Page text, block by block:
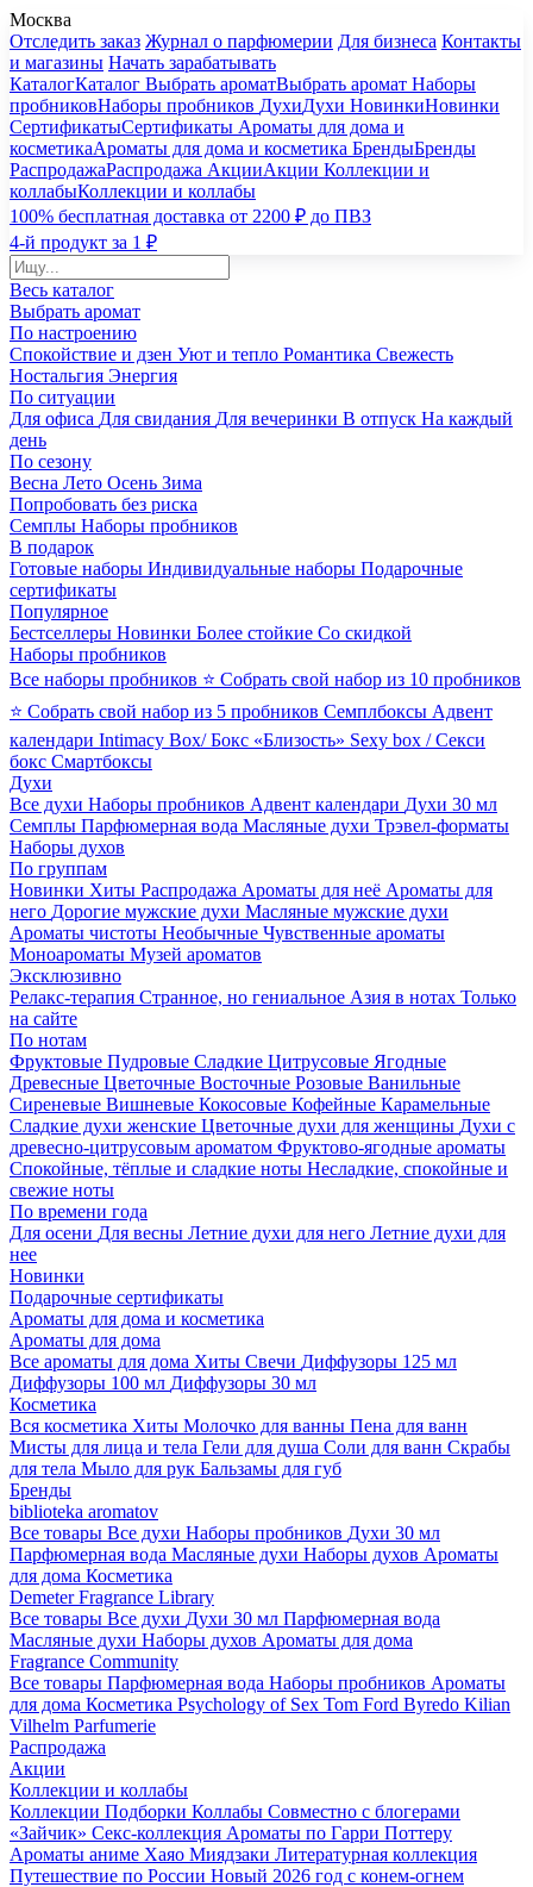
Москва
Отследить заказ Журнал о парфюмерии Для бизнеса Контакты
и магазины Начать зарабатывать
КаталогКаталог Выбрать ароматВыбрать аромат Наборы
пробниковНаборы пробников ДухиДухи НовинкиНовинки
СертификатыСертификаты Ароматы для дома и
косметикаАроматы для дома и косметика БрендыБренды
РаспродажаРаспродажа АкцииАкции Коллекции и
коллабыКоллекции и коллабы
100% бесплатная доставка от 2200 ₽ до ПВЗ
4-й продукт за 1 ₽
Весь каталог
Выбрать аромат
По настроению
Спокойствие и дзен Уют и тепло Романтика Свежесть
Ностальгия Энергия
По ситуации
Для офиса Для свидания Для вечеринки В отпуск На каждый
день
По сезону
Весна Лето Осень Зима
Попробовать без риска
Семплы Наборы пробников
В подарок
Готовые наборы Индивидуальные наборы Подарочные
сертификаты
Популярное
Бестселлеры Новинки Более стойкие Со скидкой
Наборы пробников
Все наборы пробников ⭐ Собрать свой набор из 10 пробников
⭐ Собрать свой набор из 5 пробников Семплбоксы Адвент
календари Intimacy Box/ Бокс «Близость» Sexy box / Секси
бокс Смартбоксы
Духи
Все духи Наборы пробников Адвент календари Духи 30 мл
Семплы Парфюмерная вода Масляные духи Трэвел-форматы
Наборы духов
По группам
Новинки Хиты Распродажа Ароматы для неё Ароматы для
него Дорогие мужские духи Масляные мужские духи
Ароматы чистоты Необычные Чувственные ароматы
Моноароматы Музей ароматов
Эксклюзивно
Релакс-терапия Странное, но гениальное Азия в нотах Только
на сайте
По нотам
Фруктовые Пудровые Сладкие Цитрусовые Ягодные
Древесные Цветочные Восточные Розовые Ванильные
Сиреневые Вишневые Кокосовые Кофейные Карамельные
Сладкие духи женские Цветочные духи для женщины Духи с
древесно-цитрусовым ароматом Фруктово-ягодные ароматы
Спокойные, тёплые и сладкие ноты Несладкие, спокойные и
свежие ноты
По времени года
Для осени Для весны Летние духи для него Летние духи для
нее
Новинки
Подарочные сертификаты
Ароматы для дома и косметика
Ароматы для дома
Все ароматы для дома Хиты Свечи Диффузоры 125 мл
Диффузоры 100 мл Диффузоры 30 мл
Косметика
Вся косметика Хиты Молочко для ванны Пена для ванн
Мисты для лица и тела Гели для душа Соли для ванн Скрабы
для тела Мыло для рук Бальзамы для губ
Бренды
biblioteka aromatov
Все товары Все духи Наборы пробников Духи 30 мл
Парфюмерная вода Масляные духи Наборы духов Ароматы
для дома Косметика
Demeter Fragrance Library
Все товары Все духи Духи 30 мл Парфюмерная вода
Масляные духи Наборы духов Ароматы для дома
Fragrance Community
Все товары Парфюмерная вода Наборы пробников Ароматы
для дома Косметика Psychology of Sex Tom Ford Byredo Kilian
Vilhelm Parfumerie
Распродажа
Акции
Коллекции и коллабы
Коллекции Подборки Коллабы Совместно с блогерами
«Зайчик» Секс-коллекция Ароматы по Гарри Поттеру
Ароматы аниме Хаяо Миядзаки Литературная коллекция
Путешествие по России Новый 2026 год с конем-огнем